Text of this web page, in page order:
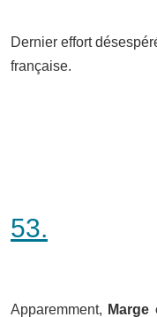
Dernier effort
française.
53.
Apparemment, Marge